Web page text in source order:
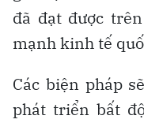
đã đạt được
mạnh kinh tế
Các biện pháp
phát triển bất